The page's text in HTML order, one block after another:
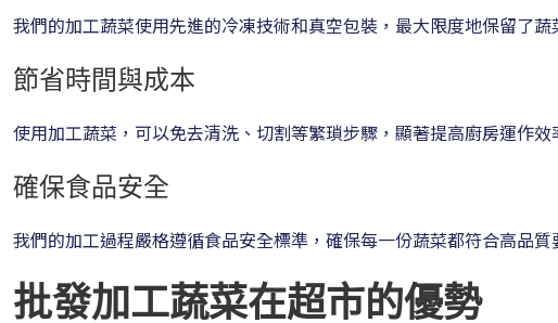
我們的加工蔬菜使用先進的冷凍技術和真空包裝，最大限度地保留了
節省時間與成本
使用加工蔬菜，可以免去清洗、切割等繁瑣步驟，顯著提高廚房運作效
確保食品安全
我們的加工過程嚴格遵循食品安全標準，確保每一份蔬菜都符合高品
批發加工蔬菜在超市的優勢